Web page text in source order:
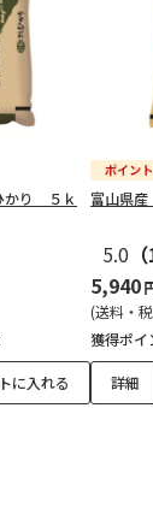
かり ５ｋ
に入れる
富山県
5.0
5,940
(送料・
獲得ポイ
詳細